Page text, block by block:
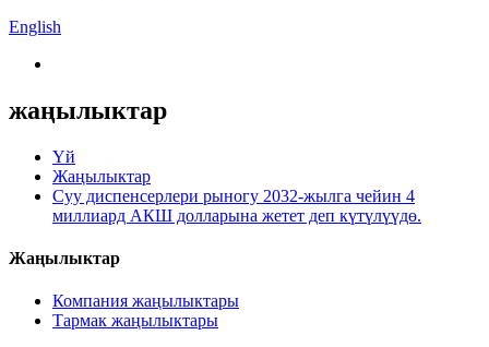
English
жаңылыктар
Үй
Жаңылыктар
Суу диспенсерлери рыногу 2032-жылга чейин 4
миллиард АКШ долларына жетет деп күтүлүүдө.
Жаңылыктар
Компания жаңылыктары
Тармак жаңылыктары